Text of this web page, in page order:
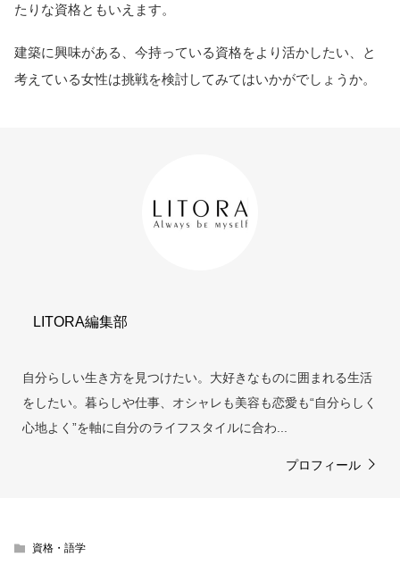
たりな資格ともいえます。
建築に興味がある、今持っている資格をより活かしたい、と
考えている女性は挑戦を検討してみてはいかがでしょうか。
LITORA編集部
自分らしい生き方を見つけたい。大好きなものに囲まれる生活
をしたい。暮らしや仕事、オシャレも美容も恋愛も“自分らしく
心地よく”を軸に自分のライフスタイルに合わ...
プロフィール
資格・語学